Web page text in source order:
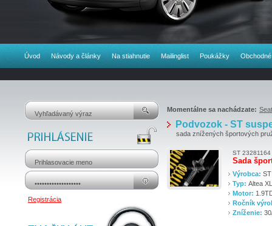
Úvod Návody a články Na stiahnutie Mailinglist Poukážky
Registrácia
Momentálne sa nachádzate: Seat
Podvozok - ST
sada znížených športových
ST 23281164
Sada
Výrobca:
Typ: Altea
Motor:
Ročník
Zníženie: